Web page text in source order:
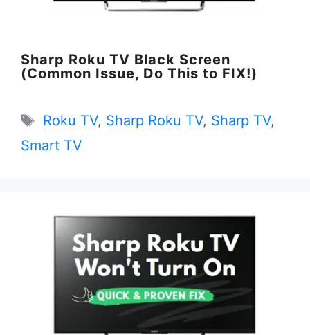
Sharp Roku TV Black Screen
(Common Issue, Do This to FIX!)
Tags
Roku TV, Sharp Roku TV, Sharp TV,
Smart TV